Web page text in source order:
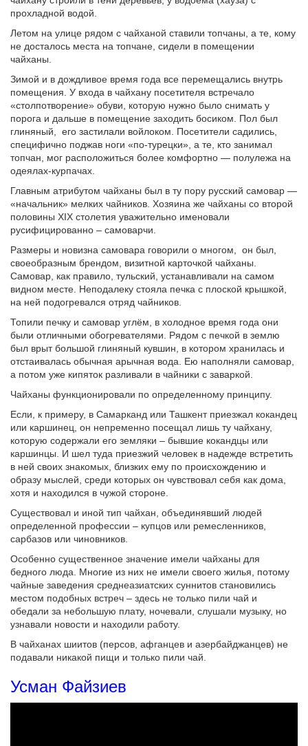
прохладной водой.
Летом на улице рядом с чайханой ставили топчаны, а те, кому
не досталось места на топчане, сидели в помещении
чайханы.
Зимой и в дождливое время года все перемещались внутрь
помещения. У входа в чайхану посетителя встречало
«столпотворение» обуви, которую нужно было снимать у
порога и дальше в помещение заходить босиком. Пол был
глиняный, его застилали войлоком. Посетители садились,
специфично поджав ноги «по-турецки», а те, кто занимал
топчан, мог расположиться более комфортно — полулежа на
одеялах-курпачах.
Главным атрибутом чайханы был в ту пору русский самовар —
«начальник» мелких чайников. Хозяина же чайханы со второй
половины XIX столетия уважительно именовали
русифицированно – самоварчи.
Размеры и новизна самовара говорили о многом, он был,
своеобразным брендом, визитной карточкой чайханы.
Самовар, как правило, тульский, устанавливали на самом
видном месте. Неподалеку стояла печка с плоской крышкой,
на ней подогревался отряд чайников.
Топили печку и самовар углём, в холодное время года они
были отличными обогревателями. Рядом с печкой в землю
был врыт большой глиняный кувшин, в котором хранилась и
отстаивалась обычная арычная вода. Ею наполняли самовар,
а потом уже кипяток разливали в чайники с заваркой.
Чайханы функционировали по определенному принципу.
Если, к примеру, в Самарканд или Ташкент приезжал кокандец
или каршинец, он непременно посещал лишь ту чайхану,
которую содержали его земляки – бывшие кокандцы или
каршинцы. И шел туда приезжий человек в надежде встретить
в ней своих знакомых, близких ему по происхождению и
образу мыслей, среди которых он чувствовал себя как дома,
хотя и находился в чужой стороне.
Существовал и иной тип чайхан, объединявший людей
определенной профессии – купцов или ремесленников,
сарбазов или чиновников.
Особенно существенное значение имели чайханы для
бедного люда. Многие из них не имели своего жилья, потому
чайные заведения среднеазиатских суннитов становились
местом подобных встреч – здесь не только пили чай и
обедали за небольшую плату, ночевали, слушали музыку, но
узнавали новости и находили работу.
В чайханах шиитов (персов, афганцев и азербайджанцев) не
подавали никакой пищи и только пили чай.
Усман Файзиев